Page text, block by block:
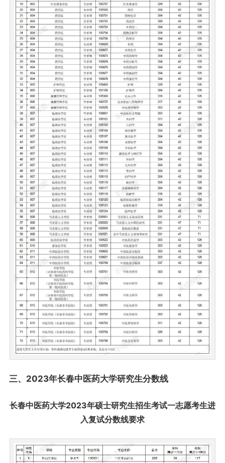
三、2023年长春中医药大学研究生分数线
长春中医药大学2023年硕士研究生招生考试一志愿考生进
入复试分数线要求